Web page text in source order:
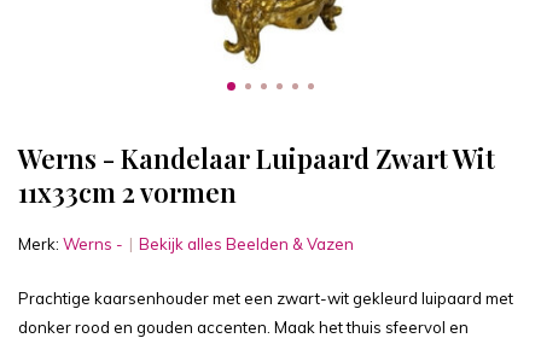
Werns - Kandelaar Luipaard Zwart Wit
11x33cm 2 vormen
Merk: Werns - Bekijk alles Beelden & Vazen
Prachtige kaarsenhouder met een zwart-wit gekleurd luipaard met
donker rood en gouden accenten. Maak het thuis sfeervol en